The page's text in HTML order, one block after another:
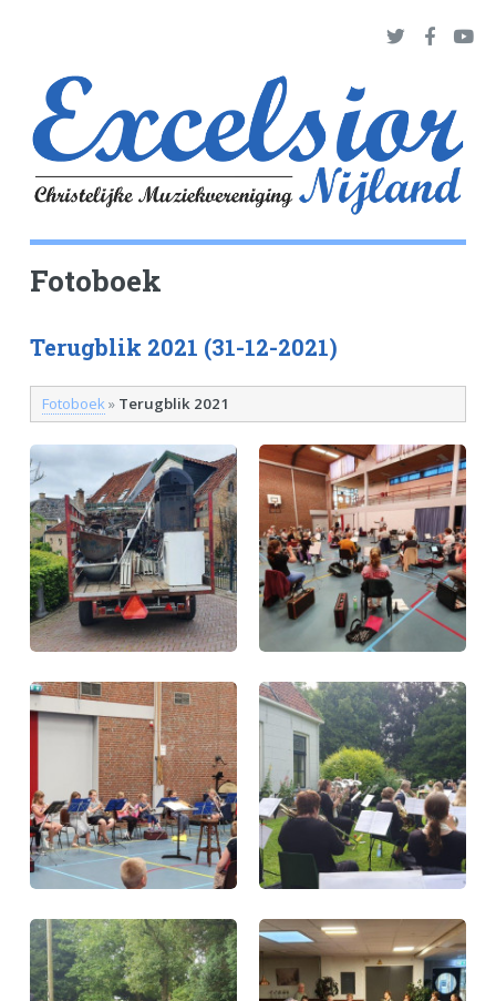
Fotoboek
Terugblik 2021 (31-12-2021)
Fotoboek» Terugblik 2021